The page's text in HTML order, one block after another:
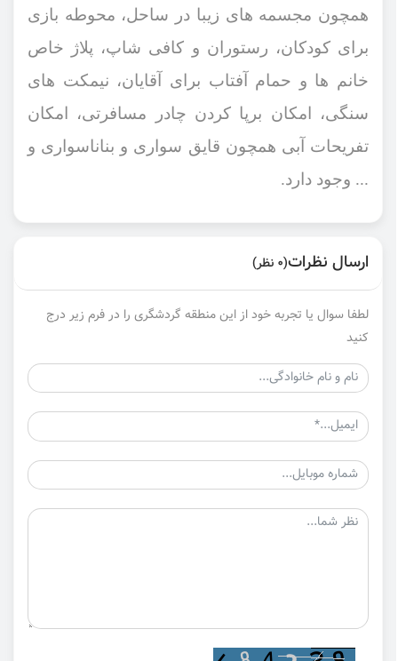
همچون مجسمه‌ های زیبا در ساحل، محوطه بازی
برای کودکان، رستوران و کافی شاپ، پلاژ خاص
خانم‌ ها و حمام آفتاب برای آقایان، نیمکت‌ های
سنگی، امکان برپا کردن چادر مسافرتی، امکان
تفریحات آبی همچون قایق ‌سواری و بناناسواری و
... وجود دارد.
ارسال نظرات(0 نظر)
لطفا سوال یا تجربه خود از این منطقه گردشگری را در فرم زیر درج
کنید